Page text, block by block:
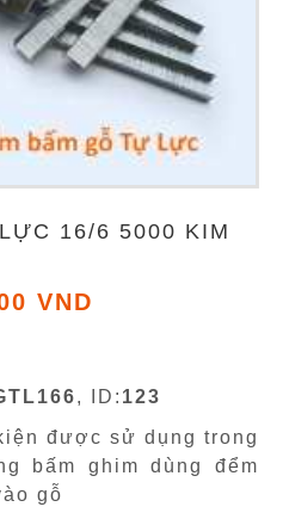
16/6 5000 KIM
VND
, ID: 123
được sử dụng trong
bấm ghim dùng đểm
gỗ